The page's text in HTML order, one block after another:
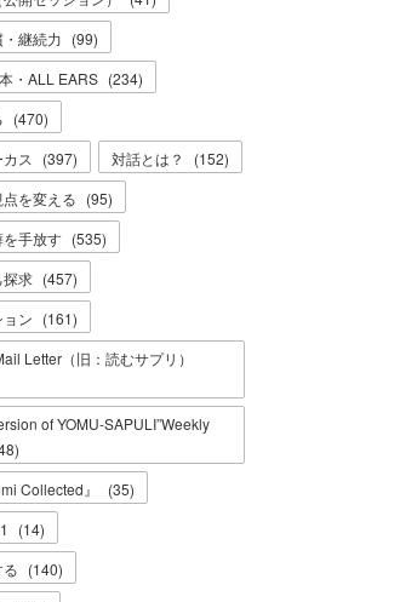
継続力 (99)
・ALL EARS (234)
(470)
ス
(397) 対話とは？ (152)
を変える (95)
手放す (535)
探求 (457)
ン (161)
Letter（旧：読むサプリ）
of YOMU-SAPULI”Weekly
)
Collected』
(35)
(14)
(140)